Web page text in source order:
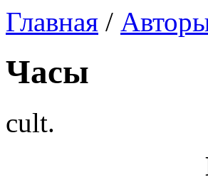
Главная /
Часы
cult.